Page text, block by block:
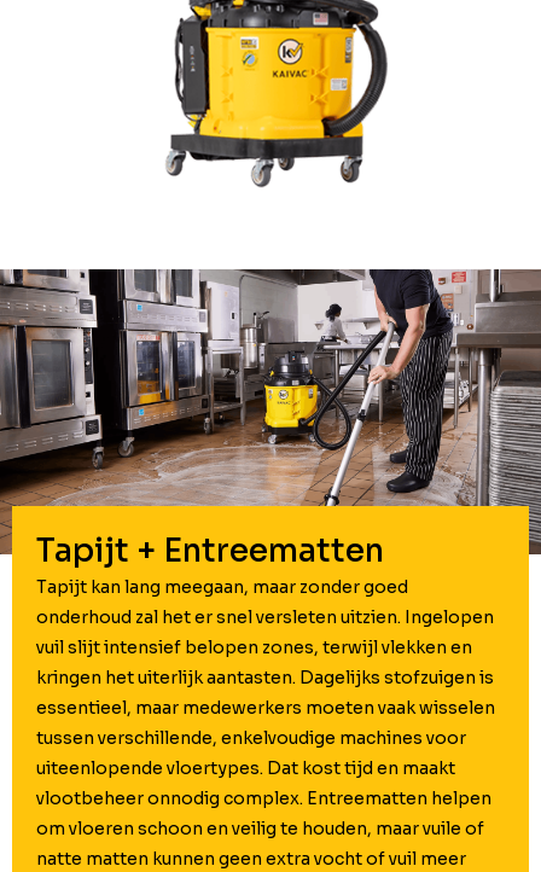
Tapijt + Entree­matten
Tapijt kan lang meegaan, maar zonder goed
onderhoud zal het er snel versleten uitzien. Ingelopen
vuil slijt intensief belopen zones, terwijl vlekken en
kringen het uiterlijk aantasten. Dagelijks stofzuigen is
essentieel, maar medewerkers moeten vaak wisselen
tussen verschillende, enkelvoudige machines voor
uiteenlopende vloertypes. Dat kost tijd en maakt
vlootbeheer onnodig complex. Entree­matten helpen
om vloeren schoon en veilig te houden, maar vuile of
natte matten kunnen geen extra vocht of vuil meer